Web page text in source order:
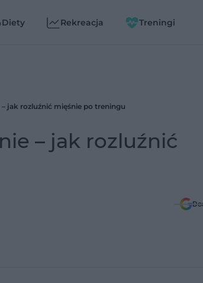
Diety Rekreacja Treningi
jak rozluźnić mięśnie po treningu
– jak rozluźnić